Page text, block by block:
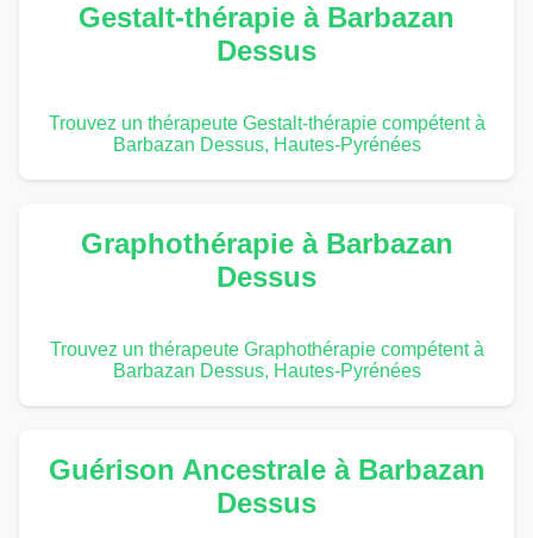
Gestalt-thérapie à Barbazan
Dessus
Trouvez un thérapeute Gestalt-thérapie compétent à
Barbazan Dessus, Hautes-Pyrénées
Graphothérapie à Barbazan
Dessus
Trouvez un thérapeute Graphothérapie compétent à
Barbazan Dessus, Hautes-Pyrénées
Guérison Ancestrale à Barbazan
Dessus